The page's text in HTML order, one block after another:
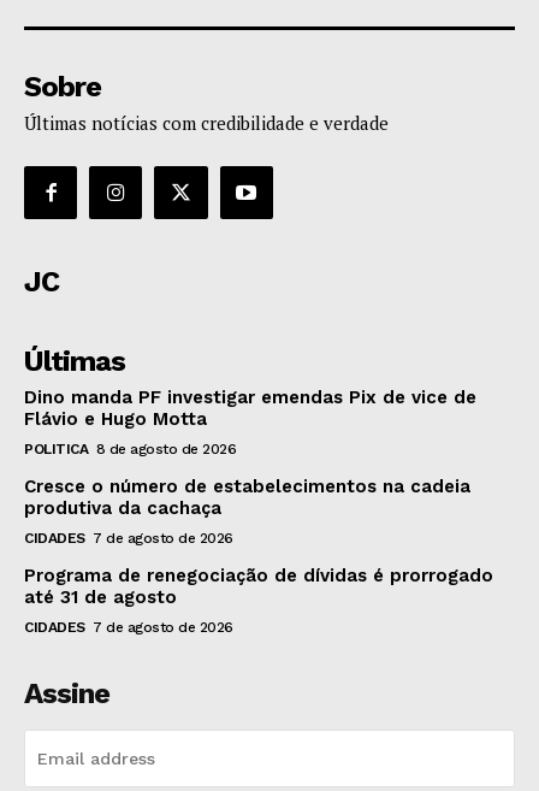
Sobre
Últimas notícias com credibilidade e verdade
JC
Últimas
Dino manda PF investigar emendas Pix de vice de
Flávio e Hugo Motta
POLITICA 8 de agosto de 2026
Cresce o número de estabelecimentos na cadeia
produtiva da cachaça
CIDADES 7 de agosto de 2026
Programa de renegociação de dívidas é prorrogado
até 31 de agosto
CIDADES 7 de agosto de 2026
Assine